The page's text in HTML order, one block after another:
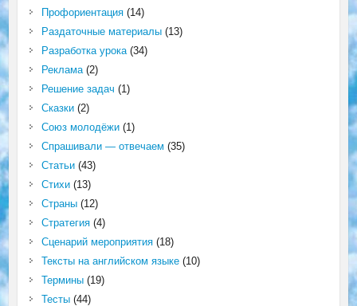
Профориентация(14)
Раздаточные материалы(13)
Разработка урока(34)
Реклама(2)
Решение задач (1)
Сказки(2)
Союз молодёжи(1)
Спрашивали — отвечаем (35)
Статьи(43)
Стихи(13)
Страны(12)
Стратегия(4)
Сценарий мероприятия(18)
Тексты на английском языке(10)
Термины(19)
Тесты(44)